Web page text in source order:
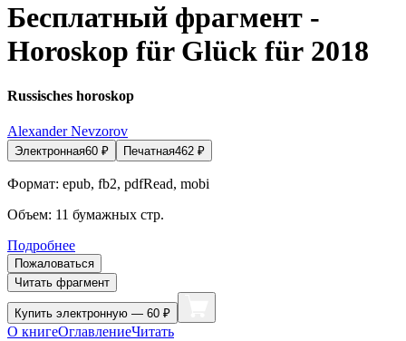
Бесплатный фрагмент -
Horoskop für Glück für 2018
Russisches horoskop
Alexander Nevzorov
Электронная60 ₽ Печатная462 ₽
Формат: epub, fb2, pdfRead, mobi
Объем: 11 бумажных стр.
Подробнее
Пожаловаться
Читать фрагмент
Купить электронную — 60 ₽
О книгеОглавлениеЧитать